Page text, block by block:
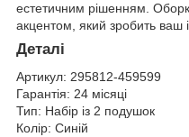
естетичним рішенням.
акцентом, який зробить ваш
Деталі
Артикул: 295812-459599
Гарантія: 24 місяці
Тип: Набір із 2 подушок
Колір: Синій